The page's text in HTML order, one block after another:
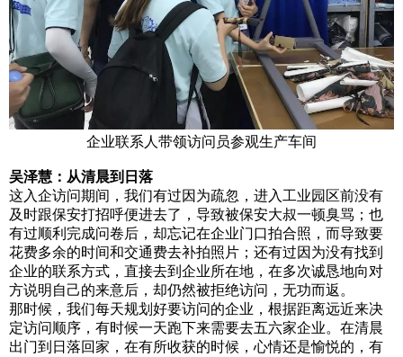
企业联系人带领访问员参观生产车间
吴泽慧：从清晨到日落
这入企访问期间，我们有过因为疏忽，进入工业园区前没有
及时跟保安打招呼便进去了，导致被保安大叔一顿臭骂；也
有过顺利完成问卷后，却忘记在企业门口拍合照，而导致要
花费多余的时间和交通费去补拍照片；还有过因为没有找到
企业的联系方式，直接去到企业所在地，在多次诚恳地向对
方说明自己的来意后，却仍然被拒绝访问，无功而返。
那时候，我们每天规划好要访问的企业，根据距离远近来决
定访问顺序，有时候一天跑下来需要去五六家企业。在清晨
出门到日落回家，在有所收获的时候，心情还是愉悦的，有